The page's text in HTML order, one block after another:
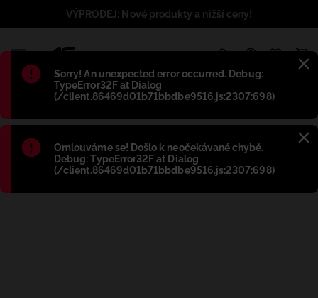
Błąd:
Sorry! An unexpected error occurred. Debug:
TypeError32F at Dialog
(/client.86469d01b71bbdbe9516.js:2307:698)
Błąd:
Omlouváme se! Došlo k neočekávané chybě.
Debug: TypeError32F at Dialog
(/client.86469d01b71bbdbe9516.js:2307:698)
VÝPRODEJ: Nové produkty a nižší ceny!